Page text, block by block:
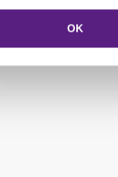
OK